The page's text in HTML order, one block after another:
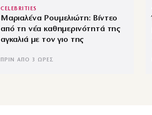
CELEBRITIES
Μαριαλένα Ρουμελιώτη: Βίντεο
από τη νέα καθημερινότητά της
αγκαλιά με τον γιο της
ΠΡΙΝ ΑΠΌ 3 ΏΡΕΣ